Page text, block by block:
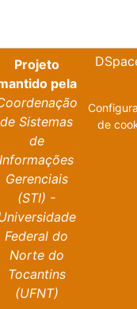
Projeto
pela
de Sistemas
de
Informações
Gerenciais
(STI) -
Federal do
Norte do
Tocantins
(UFNT)
de